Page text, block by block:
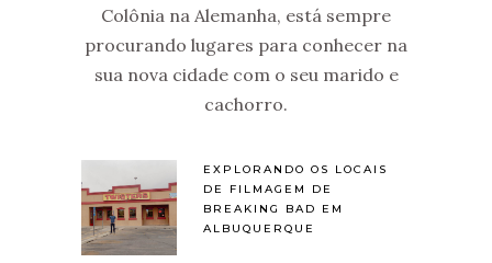
Colônia na Alemanha, está sempre
procurando lugares para conhecer na
sua nova cidade com o seu marido e
cachorro.
EXPLORANDO OS LOCAIS
DE FILMAGEM DE
BREAKING BAD EM
ALBUQUERQUE